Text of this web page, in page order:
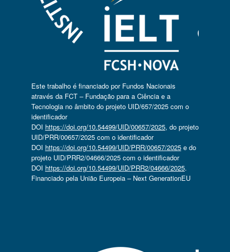
Este trabalho é financiado por Fundos Nacionais
através da FCT – Fundação para a Ciência e a
Tecnologia no âmbito do projeto UID/657/2025 com o
identificador
DOI https://doi.org/10.54499/UID/00657/2025, do projeto
UID/PRR/00657/2025 com o identificador
DOI https://doi.org/10.54499/UID/PRR/00657/2025e do
projeto UID/PRR2/04666/2025 com o identificador
DOI https://doi.org/10.54499/UID/PRR2/04666/2025.
Financiado pela União Europeia – Next GenerationEU